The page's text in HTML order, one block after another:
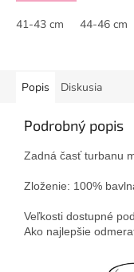
41-43 cm 44-46 cm
Popis Diskusia
Podrobný popis
Zadná časť turbanu
Zloženie: 100%
Veľkosti dostupné
Ako najlepšie